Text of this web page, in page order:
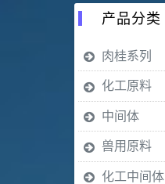
产品分类
肉桂系列
化工原料
中间体
兽用原料
化工中间体